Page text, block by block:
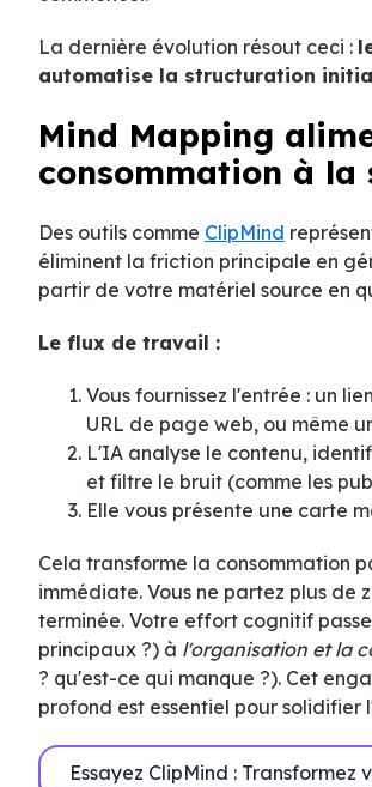
La dernière évolution résout ceci :
automatise la structuration
Mind Mapping
consommation à
Des outils comme ClipMind
éliminent la friction principale en
partir de votre matériel source en
Le flux de travail :
Vous fournissez l'entrée : un
URL de page web, ou même
L'IA analyse le contenu,
et filtre le bruit (comme les
Elle vous présente une carte
Cela transforme la consommation
immédiate. Vous ne partez plus de
terminée. Votre effort cognitif
principaux ?) à l'organisation et la
? qu'est-ce qui manque ?). Cet
profond est essentiel pour
Essayez ClipMind :